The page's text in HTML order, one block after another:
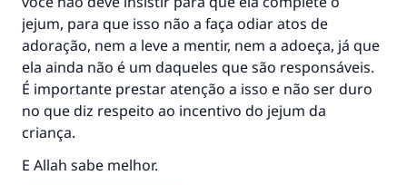
jejum, para que isso não a faça odiar atos de
adoração, nem a leve a mentir, nem a adoeça, já que
ela ainda não é um daqueles que são responsáveis.
É importante prestar atenção a isso e não ser duro
no que diz respeito ao incentivo do jejum da
criança.
E Allah sabe melhor.